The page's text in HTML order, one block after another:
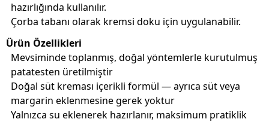
hazırlığında kullanılır.
Çorba tabanı olarak kremsi doku için uygulanabilir.
Ürün Özellikleri
Mevsiminde toplanmış, doğal yöntemlerle kurutulmuş
patatesten üretilmiştir
Doğal süt kreması içerikli formül — ayrıca süt veya
margarin eklenmesine gerek yoktur
Yalnızca su eklenerek hazırlanır, maksimum pratiklik